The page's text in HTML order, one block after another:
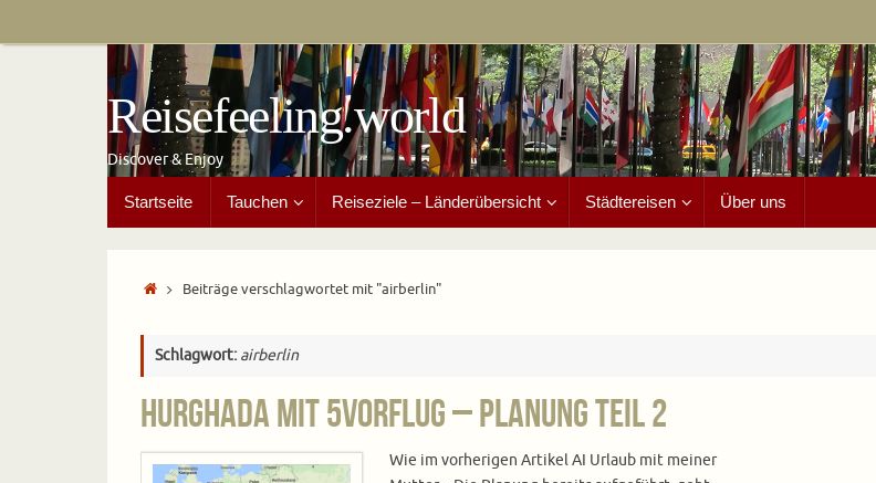
Reisefeeling.world
Discover & Enjoy
Inhalt
springen
Startseite Tauchen Reiseziele – Länderübersicht Städtereisen Über uns
StartBeiträge verschlagwortet mit "airberlin"
Schlagwort: airberlin
Hurghada mit 5vorFlug – Planung Teil 2
Wie im vorherigen Artikel AI Urlaub mit meiner